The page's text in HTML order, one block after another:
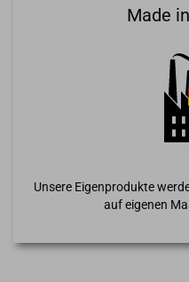
Made
Unsere Eigenprodukte
auf eigenen